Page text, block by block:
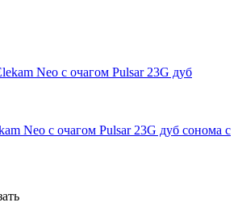
Neo с очагом Pulsar 23G дуб сонома с